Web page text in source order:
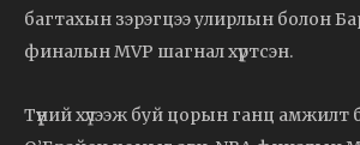
багтахын зэрэгцээ улирлын болон
финалын MVP шагнал хүртсэн.
Түүний хүлээж буй цорын ганц амжилт